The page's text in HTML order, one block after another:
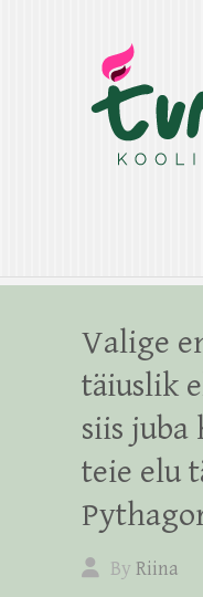
Valige
täiuslik
siis juba
teie elu
By Riina